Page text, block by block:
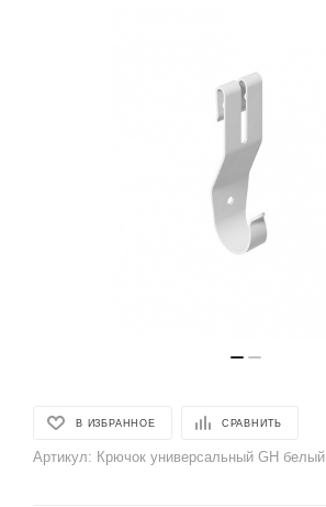
В ИЗБРАННОЕ СРАВНИТЬ
Артикул: Крючок универсальный GH белый